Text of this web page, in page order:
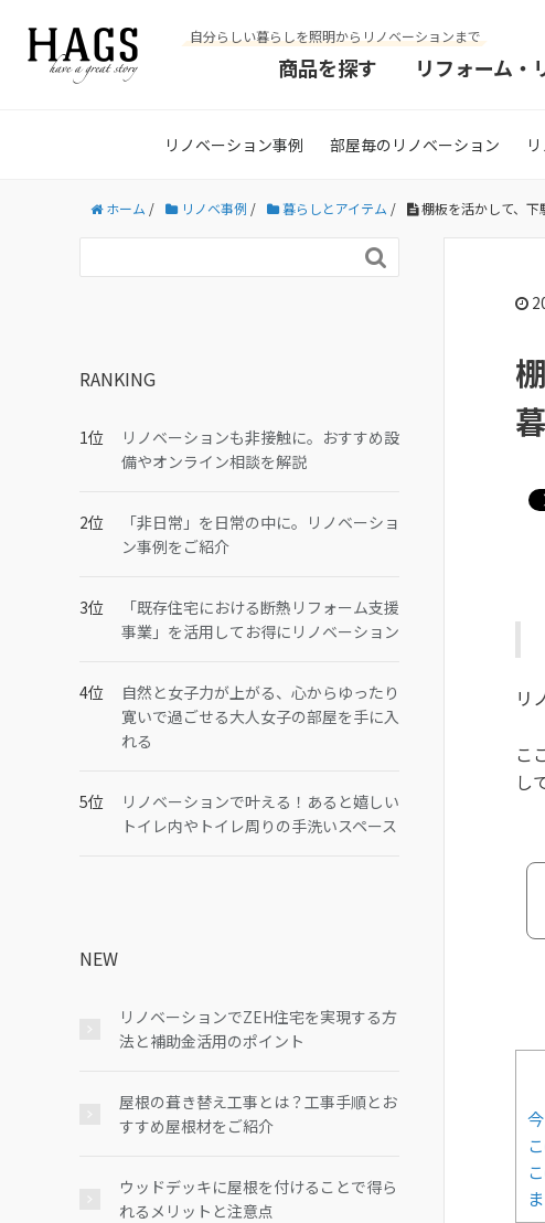
自分らしい暮らしを照明からリノベーションまで
商品を探す リフォーム・
リノベーション事例 部屋毎のリノベーション
ホーム / リノベ事例 / 暮らしとアイテム / 棚板を活かして、
リ
こ
し

RANKING
リノベーションも非接触に。おすすめ設
備やオンライン相談を解説
「非日常」を日常の中に。リノベーショ
ン事例をご紹介
「既存住宅における断熱リフォーム支援
事業」を活用してお得にリノベーション
自然と女子力が上がる、心からゆったり
寛いで過ごせる大人女子の部屋を手に入
れる
リノベーションで叶える！あると嬉しい
トイレ内やトイレ周りの手洗いスペース
NEW
リノベーションでZEH住宅を実現する方
法と補助金活用のポイント
屋根の葺き替え工事とは？工事手順とお
すすめ屋根材をご紹介
ウッドデッキに屋根を付けることで得ら
れるメリットと注意点